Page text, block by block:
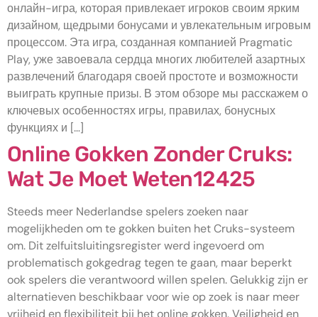
онлайн-игра, которая привлекает игроков своим ярким
дизайном, щедрыми бонусами и увлекательным игровым
процессом. Эта игра, созданная компанией Pragmatic
Play, уже завоевала сердца многих любителей азартных
развлечений благодаря своей простоте и возможности
выиграть крупные призы. В этом обзоре мы расскажем о
ключевых особенностях игры, правилах, бонусных
функциях и […]
Online Gokken Zonder Cruks:
Wat Je Moet Weten12425
Steeds meer Nederlandse spelers zoeken naar
mogelijkheden om te gokken buiten het Cruks-systeem
om. Dit zelfuitsluitingsregister werd ingevoerd om
problematisch gokgedrag tegen te gaan, maar beperkt
ook spelers die verantwoord willen spelen. Gelukkig zijn er
alternatieven beschikbaar voor wie op zoek is naar meer
vrijheid en flexibiliteit bij het online gokken. Veiligheid en